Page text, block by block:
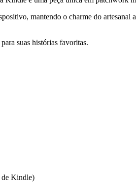
mantendo o charme do
suas histórias favoritas.
de Kindle)